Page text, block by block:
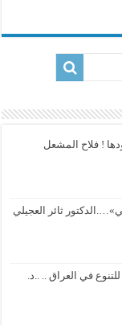
! فلاح المشعل
ثائر العجيلي
في العراق .. ..د.